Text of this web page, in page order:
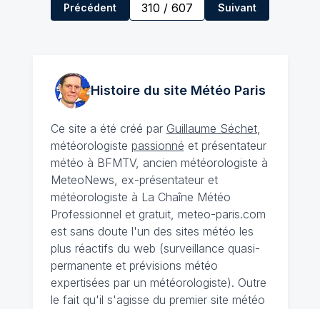
Précédent 310 / 607 Suivant
Histoire du site MétéoParis
Ce site a été créé par Guillaume Séchet,
météorologiste passionné et présentateur
météo à BFMTV, ancien météorologiste à
MeteoNews, ex-présentateur et
météorologiste à La Chaîne Météo
Professionnel et gratuit, meteo-paris.com
est sans doute l'un des sites météo les
plus réactifs du web (surveillance quasi-
permanente et prévisions météo
expertisées par un météorologiste). Outre
le fait qu'il s'agisse du premier site météo